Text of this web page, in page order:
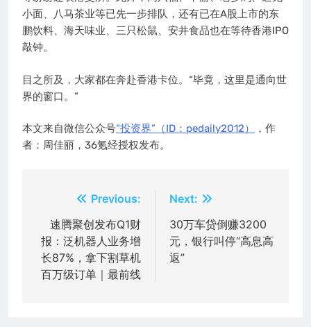
小面、八马茶业等已先一步排队，还有已在A股上市的东
鹏饮料、海天味业、三只松鼠、安井食品也在等待香港IPO
敲钟。
目之所及，大家都在奔赴香港卡位。“毕竟，这里是通向世
界的窗口。”
本文来自微信公众号“投资界”（ID：pedaily2012）
，作
者：周佳丽，36氪经授权发布。
章
导
航
Previous:
速腾聚创发布Q1财
报：泛机器人业务增
长87%，拿下割草机
百万级订单｜最前线
Next:
30万车贷倒赚3200
元，银行叫停“高息高
返”